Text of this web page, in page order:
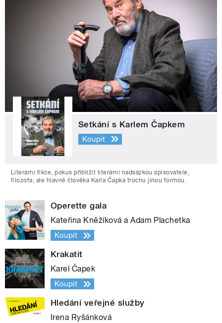
Setkání s Karlem Čapkem
Koupit
Literární fikce, pokus přiblížit literární nadsázkou spisovatele,
filozofa, ale hlavně člověka Karla Čapka trochu jinou formou.
Operette gala
Kateřina Kněžíková a Adam Plachetka
Koupit
Krakatit
Karel Čapek
Koupit
Hledání veřejné služby
Irena Ryšánková